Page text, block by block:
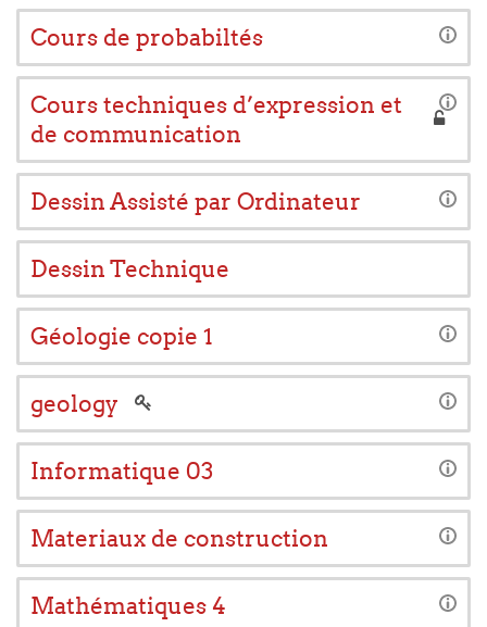
Cours de probabiltés
Cours techniques d’expression et
de communication
Dessin Assisté par Ordinateur
Dessin Technique
Géologie copie 1
geology
Informatique 03
Materiaux de construction
Mathématiques 4